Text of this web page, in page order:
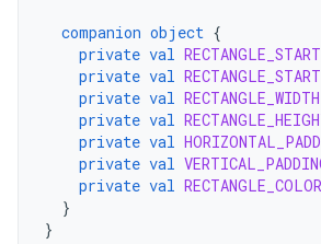
companion object {
private val
private val
private val RECTANGLE_WIDTH
private val
private val
private val
private val RECTANGLE_COLOR
}
}